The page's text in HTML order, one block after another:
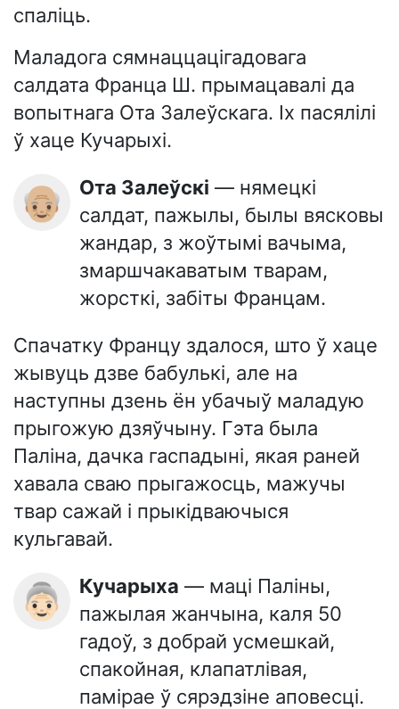
спаліць.
Маладога сямнаццацігадовага
салдата Франца Ш. прымацавалі да
вопытнага Ота Залеўскага. Іх пасялілі
ў хаце Кучарыхі.
👴🏼 Ота Залеўскі — нямецкі
салдат, пажылы, былы вясковы
жандар, з жоўтымі вачыма,
змаршчакаватым тварам,
жорсткі, забіты Францам.
Спачатку Францу здалося, што ў хаце
жывуць дзве бабулькі, але на
наступны дзень ён убачыў маладую
прыгожую дзяўчыну. Гэта была
Паліна, дачка гаспадыні, якая раней
хавала сваю прыгажосць, мажучы
твар сажай і прыкідваючыся
кульгавай.
👵🏻 Кучарыха — маці Паліны,
пажылая жанчына, каля 50
гадоў, з добрай усмешкай,
спакойная, клапатлівая,
памірае ў сярэдзіне аповесці.